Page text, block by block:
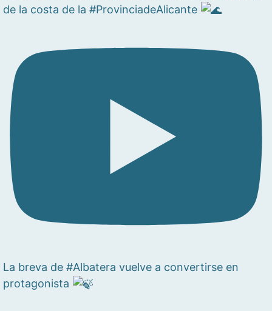
de la costa de la #ProvinciadeAlicante
La breva de #Albatera vuelve a convertirse en
protagonista